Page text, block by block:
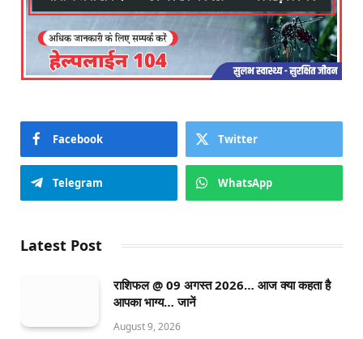
Facebook Twitter
Telegram WhatsApp
Latest Post
राशिफल @ 09 अगस्त 2026… आज क्या कहता है
आपका भाग्य… जानें
August 9, 2026